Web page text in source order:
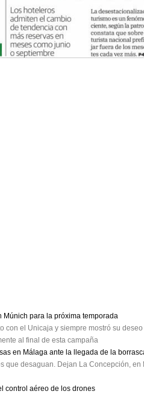
para la próxima temporada
con el Unicaja y siempre mostró su
al final de esta campaña
en Málaga ante la llegada de la
que desaguan. Dejan La Concepción,
control aéreo de los drones